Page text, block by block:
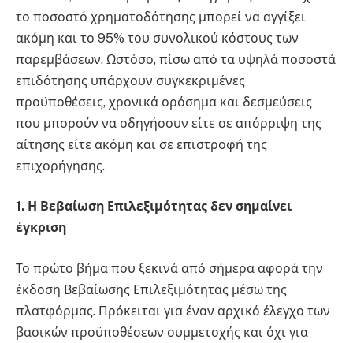
το ποσοστό χρηματοδότησης μπορεί να αγγίξει
ακόμη και το 95% του συνολικού κόστους των
παρεμβάσεων. Ωστόσο, πίσω από τα υψηλά ποσοστά
επιδότησης υπάρχουν συγκεκριμένες
προϋποθέσεις, χρονικά ορόσημα και δεσμεύσεις
που μπορούν να οδηγήσουν είτε σε απόρριψη της
αίτησης είτε ακόμη και σε επιστροφή της
επιχορήγησης.
1. Η Βεβαίωση Επιλεξιμότητας δεν σημαίνει
έγκριση
Το πρώτο βήμα που ξεκινά από σήμερα αφορά την
έκδοση Βεβαίωσης Επιλεξιμότητας μέσω της
πλατφόρμας. Πρόκειται για έναν αρχικό έλεγχο των
βασικών προϋποθέσεων συμμετοχής και όχι για